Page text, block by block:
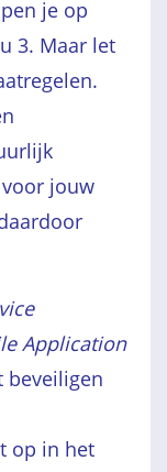
je op
3. Maar let
jouw
Application
beveiligen
op in het